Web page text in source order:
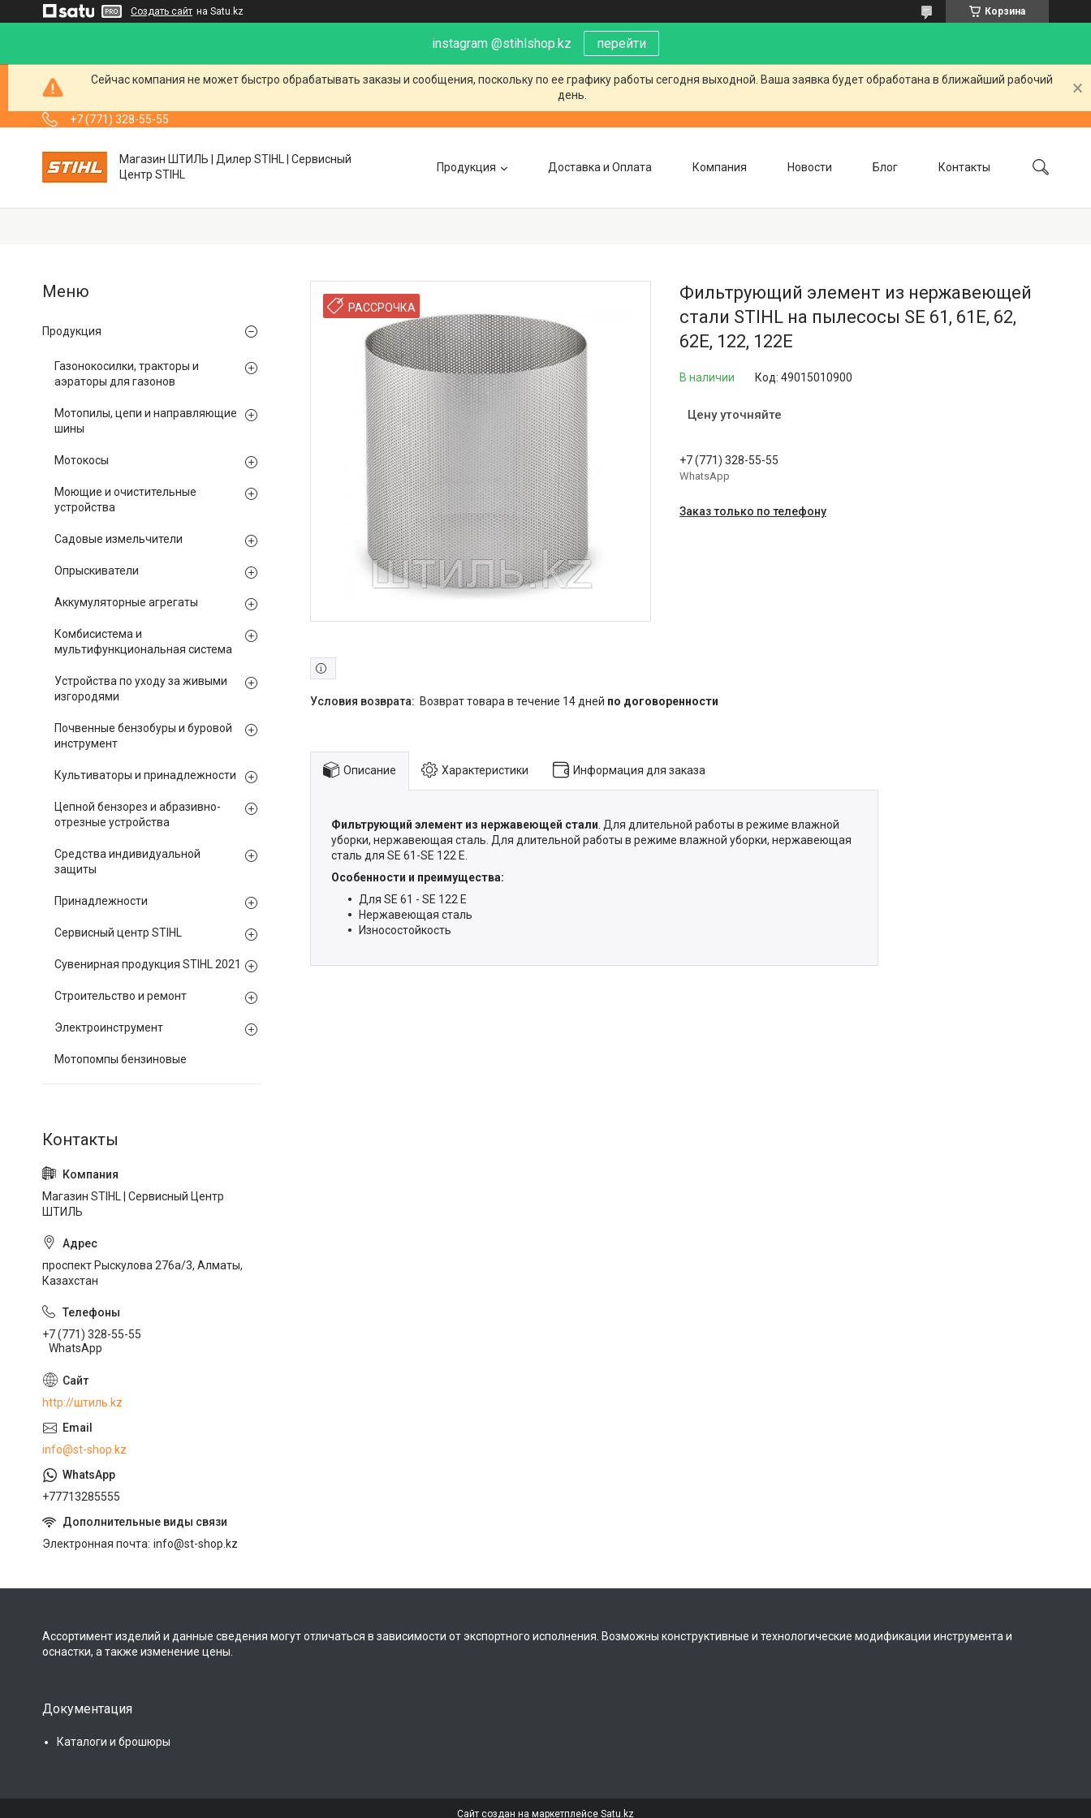
Создать сайт на Satu.kz Корзина
instagram @stihlshop.kz перейти
Сейчас компания не может быстро обрабатывать заказы и сообщения, поскольку по ее графику работы сегодня выходной. Ваша заявка будет обработана в ближайший рабочий
день.
+7 (771) 328-55-55
Магазин ШТИЛЬ | Дилер STIHL | Сервисный
Центр STIHL
Продукция Доставка и Оплата Компания Новости Блог Контакты
РАССРОЧКА
Фильтрующий элемент из нержавеющей
стали STIHL на пылесосы SE 61, 61E, 62,
62E, 122, 122E
В наличии Код: 49015010900
Цену уточняйте
+7 (771) 328-55-55
WhatsApp
Заказ только по телефону
возврат товара в течение 14 дней по договоренности
Описание Характеристики Информация для заказа
Фильтрующий элемент из нержавеющей стали . Для длительной работы в режиме влажной
уборки, нержавеющая сталь. Для длительной работы в режиме влажной уборки, нержавеющая
сталь для SE 61-SE 122 E.
Особенности и преимущества:
Для SE 61 - SE 122 E
Нержавеющая сталь
Износостойкость
Продукция
Газонокосилки, тракторы и
аэраторы для газонов
Мотопилы, цепи и направляющие
шины
Мотокосы
Моющие и очистительные
устройства
Садовые измельчители
Опрыскиватели
Аккумуляторные агрегаты
Комбисистема и
мультифункциональная система
Устройства по уходу за живыми
изгородями
Почвенные бензобуры и буровой
инструмент
Культиваторы и принадлежности
Цепной бензорез и абразивно-
отрезные устройства
Средства индивидуальной
защиты
Принадлежности
Сервисный центр STIHL
Сувенирная продукция STIHL 2021
Строительство и ремонт
Электроинструмент
Мотопомпы бензиновые
Магазин STIHL | Сервисный Центр
ШТИЛЬ
проспект Рыскулова 276а/3, Алматы,
Казахстан
+7 (771) 328-55-55
WhatsApp
http://штиль.kz
info@st-shop.kz
+77713285555
Электронная почта info@st-shop.kz
Ассортимент изделий и данные сведения могут отличаться в зависимости от экспортного исполнения. Возможны конструктивные и технологические модификации инструмента и
оснастки, а также изменение цены.
Документация
Каталоги и брошюры
Сайт создан на маркетплейсе Satu.kz